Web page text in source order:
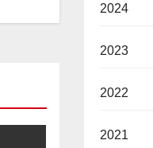
2024
2023
2022
2021